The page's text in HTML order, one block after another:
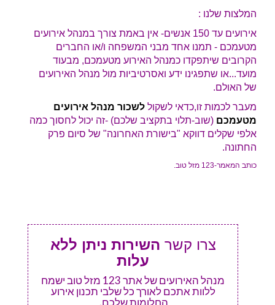
המלצות שלנו :
אירועים עד 150 אנשים- אין באמת צורך במנהל אירועים
מטעמכם - תמנו אחד מבני המשפחה ו/או החברים
הקרובים שיתפקדו כמנהל האירוע מטעמכם, מבעוד
מועד...או שתפגינו ידע ואסרטיביות מול מנהל האירועים
של האולם.
מעבר לכמות זו,כדאי לשקול לשכור מנהל אירועים
מטעמכם (שוב-תלוי בתקציב שלכם) -זה יכול לחסוך כמה
אלפי שקלים דווקא "בישורת האחרונה" של סיום פרק
החתונה.
כותב המאמר-123 מזל טוב.
צרו קשר השירות ניתן ללא
עלות
מנהל האירועים של אתר 123 מזל טוב ישמח
ללוות אתכם לאורך כל שלבי תכנון אירוע
החלומות שלכם,